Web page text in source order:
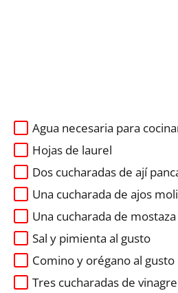
Agua necesaria para
Hojas de laurel
Dos cucharadas de ají
Una cucharada de ajos
Una cucharada de mostaza
Sal y pimienta al gusto
Comino y orégano al gusto
Tres cucharadas de